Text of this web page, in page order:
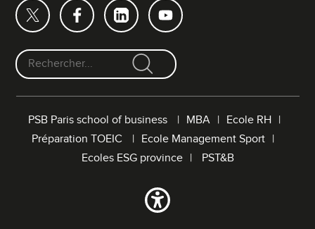
F
PSB Paris school of business MBA
Ecole RH
Préparation TOEIC
Ecole Management Sport
Ecoles ESG province
PST&B